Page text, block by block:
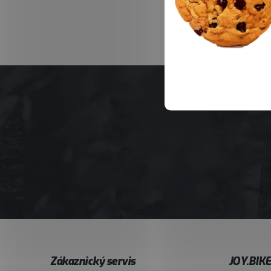
Zákaznický servis JOY.BIKE